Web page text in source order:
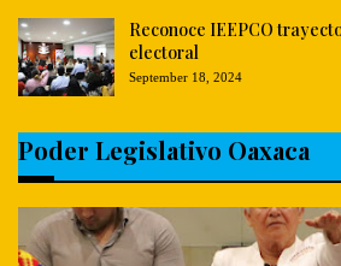
Reconoce IEEPCO
electoral
September 18, 2024
Poder Legislativo Oaxaca